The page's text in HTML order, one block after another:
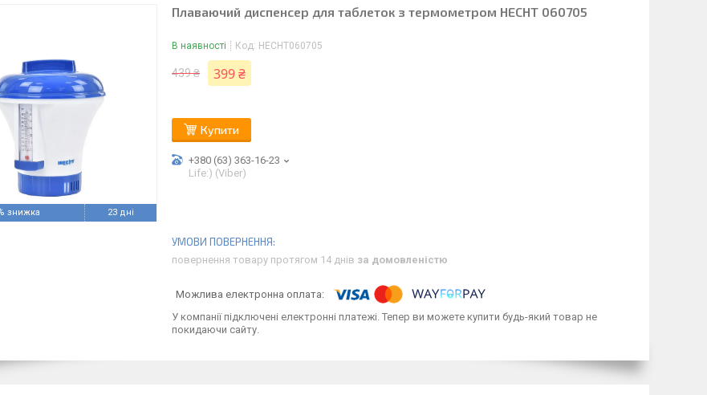
23 дні
Плаваючий диспенсер для таблеток з термометром HECHT 060705
В наявності Код: HECHT060705
439 ₴ 399 ₴
Купити
+380 (63) 363-16-23
Life:) (Viber)
повернення товару протягом 14 днів за домовленістю
У компанії підключені електронні платежі. Тепер ви можете купити будь-який товар не
покидаючи сайту.